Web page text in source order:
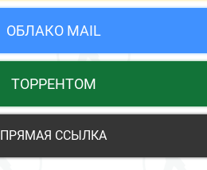
ОБЛАКО MAIL
ТОРРЕНТОМ
ПРЯМАЯ ССЫЛКА